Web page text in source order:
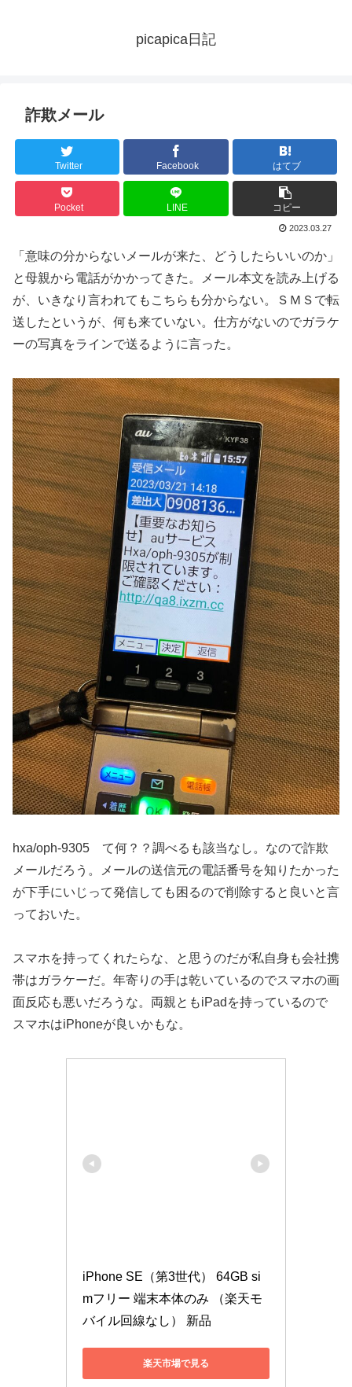
picapica日記
詐欺メール
Twitter Facebook はてブ
Pocket LINE コピー
2023.03.27
「意味の分からないメールが来た、どうしたらいいのか」
と母親から電話がかかってきた。メール本文を読み上げる
が、いきなり言われてもこちらも分からない。ＳＭＳで転
送したというが、何も来ていない。仕方がないのでガラケ
ーの写真をラインで送るように言った。
hxa/oph-9305 て何？？調べるも該当なし。なので詐欺
メールだろう。メールの送信元の電話番号を知りたかった
が下手にいじって発信しても困るので削除すると良いと言
っておいた。
スマホを持ってくれたらな、と思うのだが私自身も会社携
帯はガラケーだ。年寄りの手は乾いているのでスマホの画
面反応も悪いだろうな。両親ともiPadを持っているので
スマホはiPhoneが良いかもな。
iPhone SE（第3世代） 64GB si
mフリー 端末本体のみ （楽天モ
バイル回線なし） 新品
楽天市場で見る